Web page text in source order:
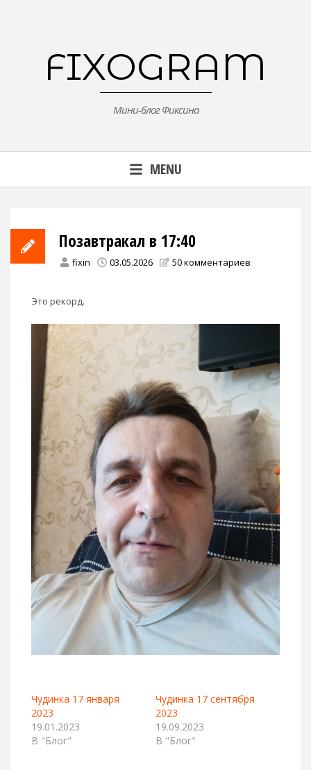
FIXOGRAM
Мини-блог Фиксина
MENU
Позавтракал в 17:40
fixin 03.05.2026 50 комментариев
Это рекорд.
Чудинка 17 января
2023
19.01.2023
В "Блог"
Чудинка 17 сентября
2023
19.09.2023
В "Блог"